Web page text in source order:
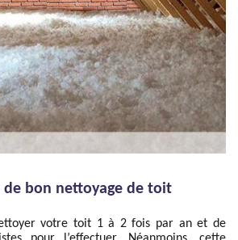
de bon nettoyage de toit
votre toit 1 à 2 fois par an et de